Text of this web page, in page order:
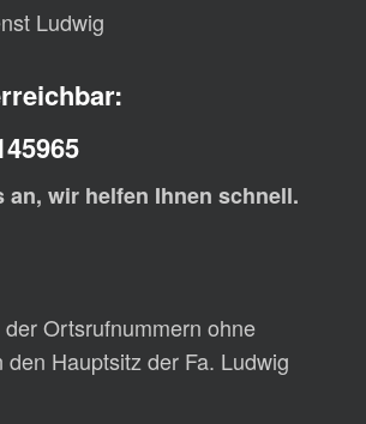
an, wir helfen Ihnen schnell.
Ortsrufnummern ohne
den Hauptsitz der Fa. Ludwig